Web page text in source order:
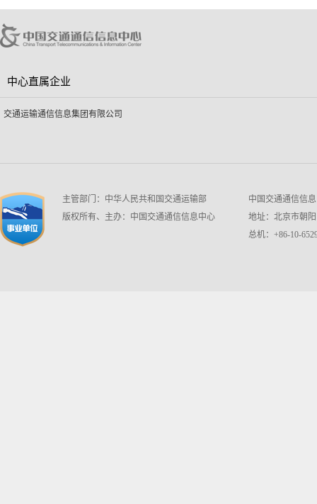
中心直属企业
交通运输通信信息集团有限公司
主管部门：中华人民共和国交通运输部
版权所有、主办：中国交通通信信息中心
中国交通通信信
地址：北京市朝
总机：+86-10-